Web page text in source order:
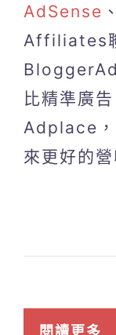
AdSense
Affiliates
比精準廣
Adplace，
來更好的營
閱讀更多